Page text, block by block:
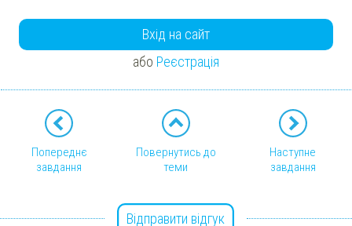
Вхід на сайт
або Реєстрація
Попереднє
завдання
Повернутись до
теми
Наступне
завдання
Відправити відгук